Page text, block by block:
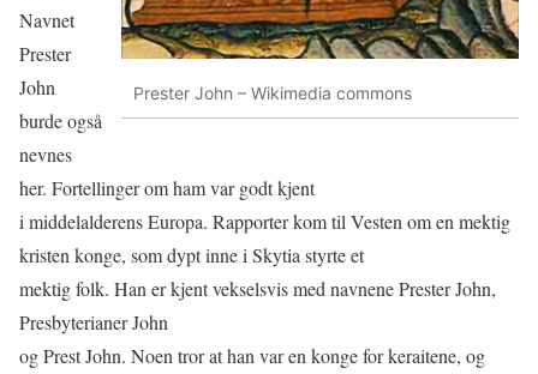
Prester John – Wikimedia commons
Navnet
Prester
John
burde også
nevnes
her. Fortellinger om ham var godt kjent
i middelalderens Europa. Rapporter kom til Vesten om en mektig
kristen konge, som dypt inne i Skytia styrte et
mektig folk. Han er kjent vekselsvis med navnene Prester John,
Presbyterianer John
og Prest John. Noen tror at han var en konge for keraitene, og